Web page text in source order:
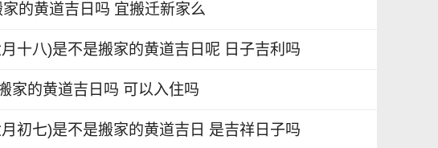
的黄道吉日吗 宜搬迁新家么
十八)是不是搬家的黄道吉日呢 日子吉利吗
家的黄道吉日吗 可以入住吗
初七)是不是搬家的黄道吉日 是吉祥日子吗